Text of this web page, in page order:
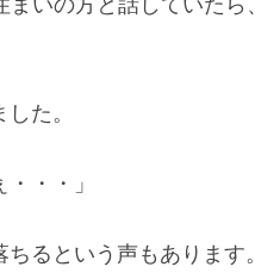
た。
・・」
るという声もあります。